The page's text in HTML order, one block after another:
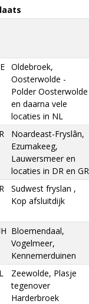
Oldebroek,
Oosterwolde -
Polder Oosterwolde
en daarna vele
locaties in NL
Noardeast-Fryslân,
Ezumakeeg,
Lauwersmeer en
locaties in DR en GR
Sudwest fryslan ,
Kop afsluitdijk
Bloemendaal,
Vogelmeer,
Kennemerduinen
Zeewolde, Plasje
tegenover
Harderbroek